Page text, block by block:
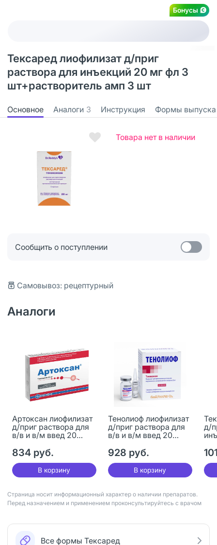
Бонусы
Тексаред лиофилизат д/приг
раствора для инъекций 20 мг фл 3
шт+растворитель амп 3 шт
Основное Аналоги 3 Инструкция Формы выпуска
Товара нет в наличии
Сообщить о поступлении
Самовывоз: рецептурный
Аналоги
Артоксан лиофилизат
д/приг раствора для
в/в и в/м введ 20
834 руб.
В корзину
Тенолиоф лиофилизат
д/приг раствора для
в/в и в/м введ 20
928 руб.
В корзину
д/
3
Страница носит информационный характер о наличии препаратов.
Перед назначением и применением проконсультируйтесь с врачом
Все формы Тексаред